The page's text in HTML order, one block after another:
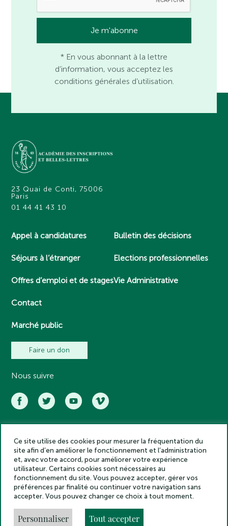
* En vous abonnant à la lettre
d’information, vous acceptez les
conditions générales d’utilisation.
23 Quai de Conti, 75006
Paris
01 44 41 43 10
Appel à candidatures
Séjours à l’étranger
Offres d’emploi et de stages
Contact
Marché public
Bulletin des décisions
Elections professionnelles
Vie Administrative
Faire un don
Nous suivre
Académie des inscriptions et belles lettres – Tous droits réservés
2025
Politique de confidentialité
Mentions légales
Crédits
Gestion des cookies
Made by
Ce site utilise des cookies pour mesurer la fréquentation du
site afin d’en améliorer le fonctionnement et l’administration
et, avec votre accord, pour améliorer votre expérience
utilisateur. Certains cookies sont nécessaires au
fonctionnement du site. Vous pouvez accepter, gérer vos
préférences par finalité ou continuer votre navigation sans
accepter. Vous pouvez changer ce choix à tout moment.
Personnaliser Tout accepter